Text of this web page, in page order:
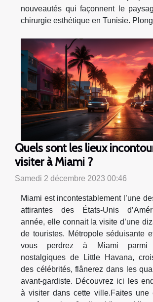
nouveautés qui façonnent le
chirurgie esthétique en Tunisie.
Quels sont les lieux
visiter à Miami ?
Samedi 2 décembre 2023 00:46
Miami est incontestablement l’une
attirantes des États-Unis
année, elle connait la visite d’une
de touristes. Métropole séduisante
vous perdrez à Miami parmi
nostalgiques de Little Havana,
des célébrités, flânerez dans les
avant-gardiste. Découvrez ici les
à visiter dans cette ville.Faites une